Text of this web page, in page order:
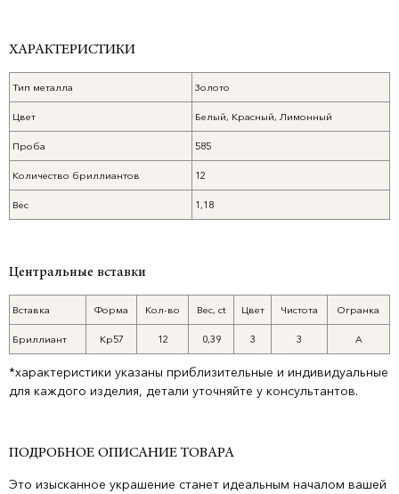
ХАРАКТЕРИСТИКИ
Тип металла Золото
Цвет Белый, Красный, Лимонный
Проба 585
Количество бриллиантов 12
Вес 1,18
Центральные вставки
Вставка Форма Кол-во Вес, ct Цвет Чистота Огранка
Бриллиант Кр57 12 0,39 3 3 А
*характеристики указаны приблизительные и индивидуальные
для каждого изделия, детали уточняйте у консультантов.
ПОДРОБНОЕ ОПИСАНИЕ ТОВАРА
Это изысканное украшение станет идеальным началом вашей